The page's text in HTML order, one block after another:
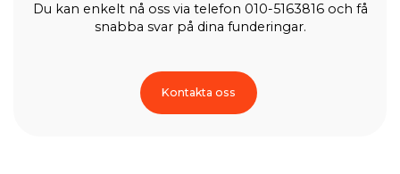
Du kan enkelt nå oss via telefon 010-5163816 och få
snabba svar på dina funderingar.
Kontakta oss